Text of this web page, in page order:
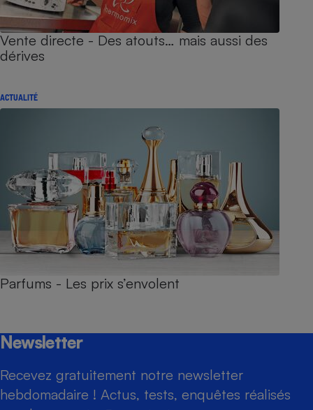
Vente directe - Des atouts… mais aussi des
dérives
ACTUALITÉ
Parfums - Les prix s’envolent
Newsletter
Recevez gratuitement notre newsletter
hebdomadaire ! Actus, tests, enquêtes réalisés